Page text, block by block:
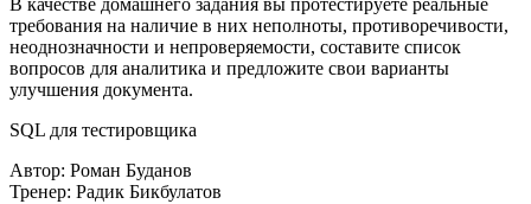
В качестве домашнего задания вы протестируете реальные
требования на наличие в них неполноты, противоречивости,
неоднозначности и непроверяемости, составите список
вопросов для аналитика и предложите свои варианты
улучшения документа.
SQL для тестировщика
Автор: Роман Буданов
Тренер: Радик Бикбулатов